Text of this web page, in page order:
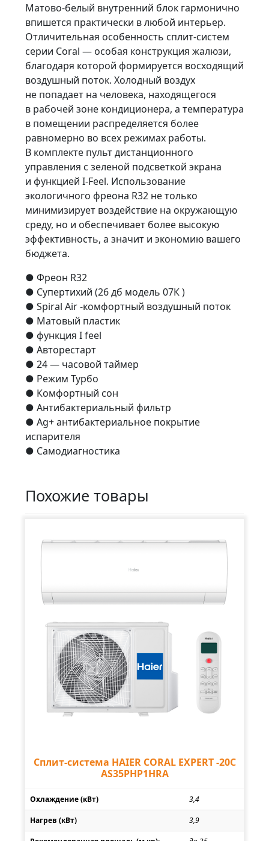
Матово-белый внутренний блок гармонично
впишется практически в любой интерьер.
Отличительная особенность сплит-систем
серии Coral — особая конструкция жалюзи,
благодаря которой формируется восходящий
воздушный поток. Холодный воздух
не попадает на человека, находящегося
в рабочей зоне кондиционера, а температура
в помещении распределяется более
равномерно во всех режимах работы.
В комплекте пульт дистанционного
управления с зеленой подсветкой экрана
и функцией I-Feel. Использование
экологичного фреона R32 не только
минимизирует воздействие на окружающую
среду, но и обеспечивает более высокую
эффективность, а значит и экономию вашего
бюджета.
● Фреон R32
● Супертихий (26 дб модель 07К )
● Spiral Air -комфортный воздушный поток
● Матовый пластик
● функция I feel
● Авторестарт
● 24 — часовой таймер
● Режим Турбо
● Комфортный сон
● Антибактериальный фильтр
● Ag+ антибактериальное покрытие
испарителя
● Самодиагностика
Похожие товары
Сплит-система HAIER CORAL EXPERT -20С
AS35PHP1HRA
Охлаждение (кВт) 3,4
Нагрев (кВт) 3,9